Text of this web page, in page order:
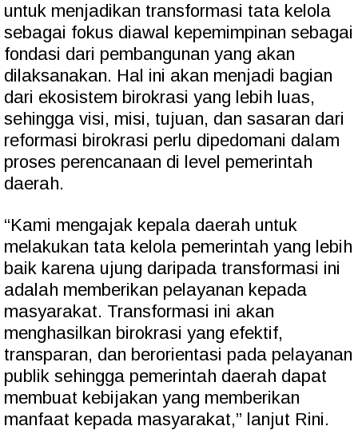
untuk menjadikan transformasi tata kelola
sebagai fokus diawal kepemimpinan sebagai
fondasi dari pembangunan yang akan
dilaksanakan. Hal ini akan menjadi bagian
dari ekosistem birokrasi yang lebih luas,
sehingga visi, misi, tujuan, dan sasaran dari
reformasi birokrasi perlu dipedomani dalam
proses perencanaan di level pemerintah
daerah.
“Kami mengajak kepala daerah untuk
melakukan tata kelola pemerintah yang lebih
baik karena ujung daripada transformasi ini
adalah memberikan pelayanan kepada
masyarakat. Transformasi ini akan
menghasilkan birokrasi yang efektif,
transparan, dan berorientasi pada pelayanan
publik sehingga pemerintah daerah dapat
membuat kebijakan yang memberikan
manfaat kepada masyarakat,” lanjut Rini.